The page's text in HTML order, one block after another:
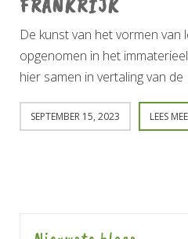
FRANKRIJK
De kunst van het vormen van
opgenomen in het
hier samen in vertaling van
SEPTEMBER 15, 2023 LEES